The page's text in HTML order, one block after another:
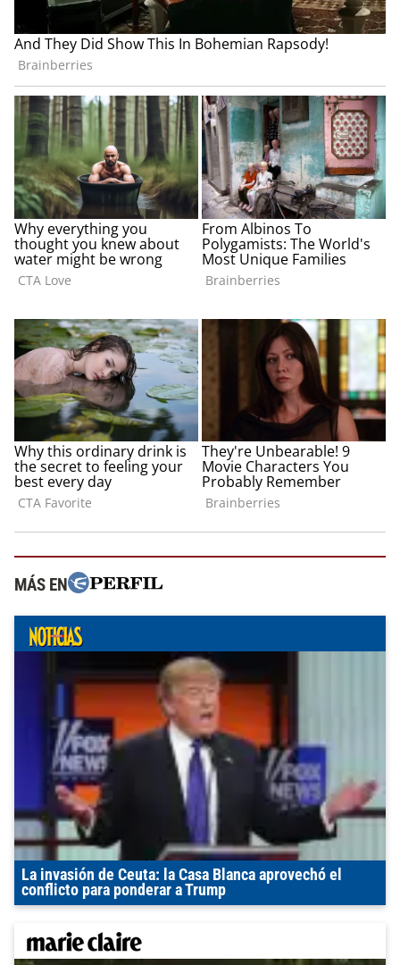
MÁS EN
La invasión de Ceuta: la Casa Blanca aprovechó el
conflicto para ponderar a Trump